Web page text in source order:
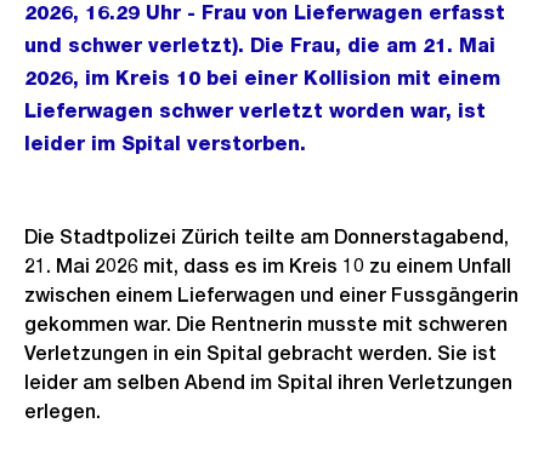
2026, 16.29 Uhr - Frau von Lieferwagen erfasst
und schwer verletzt). Die Frau, die am 21. Mai
2026, im Kreis 10 bei einer Kollision mit einem
Lieferwagen schwer verletzt worden war, ist
leider im Spital verstorben.
Die Stadtpolizei Zürich teilte am Donnerstagabend,
21. Mai 2026 mit, dass es im Kreis 10 zu einem Unfall
zwischen einem Lieferwagen und einer Fussgängerin
gekommen war. Die Rentnerin musste mit schweren
Verletzungen in ein Spital gebracht werden. Sie ist
leider am selben Abend im Spital ihren Verletzungen
erlegen.